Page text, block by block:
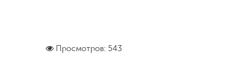
Просмотров: 543